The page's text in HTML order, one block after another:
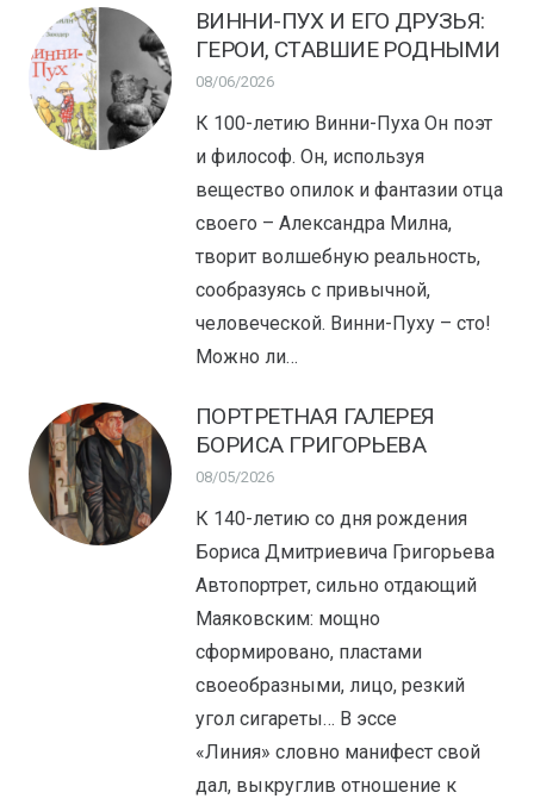
ВИННИ-ПУХ И ЕГО ДРУЗЬЯ:
ГЕРОИ, СТАВШИЕ РОДНЫМИ
08/06/2026
К 100-летию Винни-Пуха Он поэт
и философ. Он, используя
вещество опилок и фантазии отца
своего – Александра Милна,
творит волшебную реальность,
сообразуясь с привычной,
человеческой. Винни-Пуху – сто!
Можно ли…
ПОРТРЕТНАЯ ГАЛЕРЕЯ
БОРИСА ГРИГОРЬЕВА
08/05/2026
К 140-летию со дня рождения
Бориса Дмитриевича Григорьева
Автопортрет, сильно отдающий
Маяковским: мощно
сформировано, пластами
своеобразными, лицо, резкий
угол сигареты… В эссе
«Линия» словно манифест свой
дал, выкруглив отношение к